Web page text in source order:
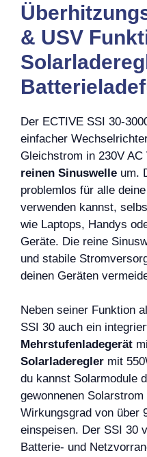
& USV
Der ECTIVE SSI 30-
einfacher
Gleichstrom in 230V
reinen Sinuswelle um.
problemlos für alle
verwenden kannst,
wie Laptops, Handys
Geräte. Die reine
und stabile
deinen Geräten
Neben seiner Funktion
SSI 30 auch ein
Mehrstufenladegerät
Solarladeregler mit
du kannst Solarmodule
gewonnenen
Wirkungsgrad von über
einspeisen. Der SSI 30
Batterie- und